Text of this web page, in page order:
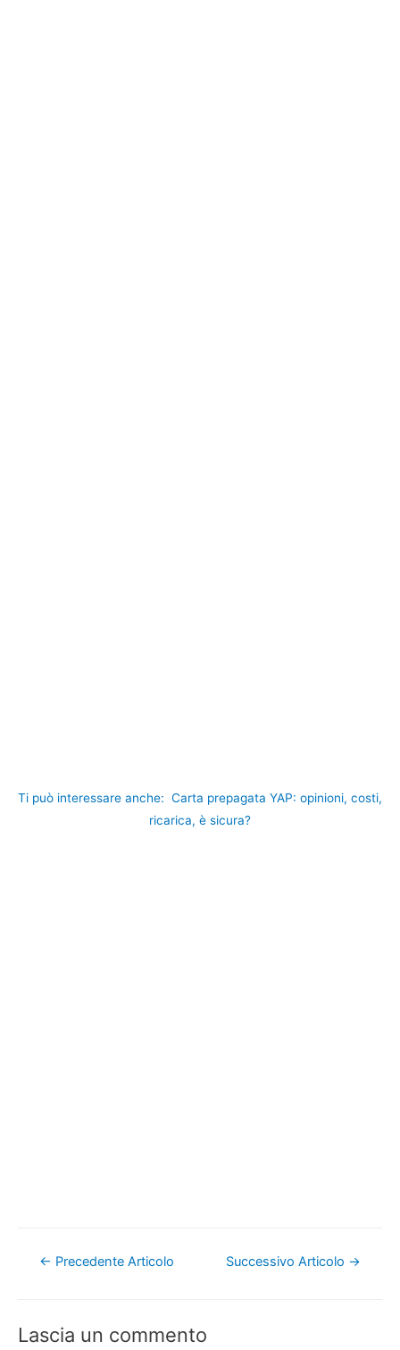
Ti può interessare anche: Carta prepagata YAP: opinioni, costi,
ricarica, è sicura?
Navigazione
← Precedente Articolo Successivo Articolo →
Lascia un commento